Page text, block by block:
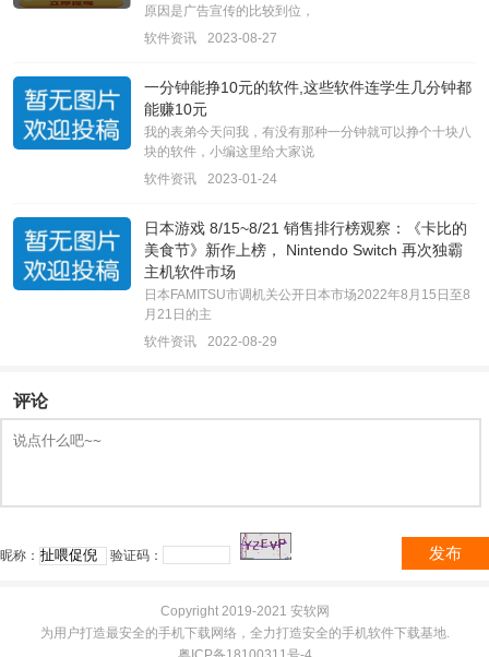
原因是广告宣传的比较到位，
软件资讯
2023-08-27
一分钟能挣10元的软件,这些软件连学生几分钟都
能赚10元
我的表弟今天问我，有没有那种一分钟就可以挣个十块八
块的软件，小编这里给大家说
软件资讯
2023-01-24
日本游戏 8/15~8/21 销售排行榜观察：《卡比的
美食节》新作上榜， Nintendo Switch 再次独霸
主机软件市场
日本FAMITSU市调机关公开日本市场2022年8月15日至8
月21日的主
软件资讯
2022-08-29
评论
昵称： 验证码： 发布
Copyright 2019-2021 安软网
为用户打造最安全的手机下载网络，全力打造安全的手机软件下载基地.